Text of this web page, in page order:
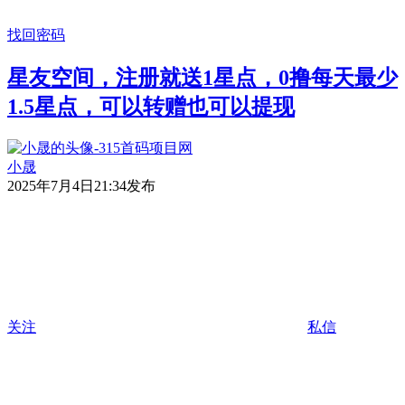
找回密码
星友空间，注册就送1星点，0撸每天最少
1.5星点，可以转赠也可以提现
小晟
2025年7月4日21:34发布
关注 私信